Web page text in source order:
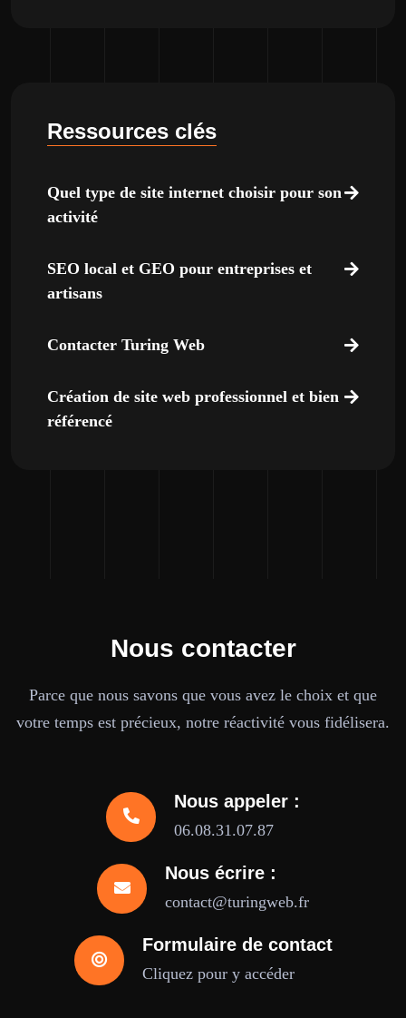
Ressources clés
Quel type de site internet choisir pour son
activité
SEO local et GEO pour entreprises et
artisans
Contacter Turing Web
Création de site web professionnel et bien
référencé
Nous contacter
Parce que nous savons que vous avez le choix et que
votre temps est précieux, notre réactivité vous fidélisera.
Nous appeler :
06.08.31.07.87
Nous écrire :
contact@turingweb.fr
Formulaire de contact
Cliquez pour y accéder